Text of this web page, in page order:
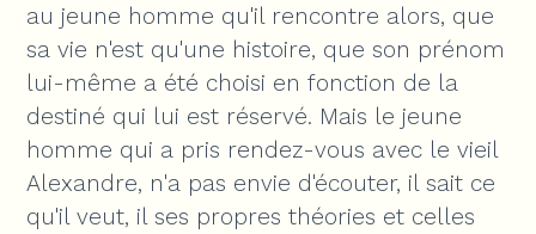
au jeune homme qu'il rencontre alors, que
sa vie n'est qu'une histoire, que son prénom
lui-même a été choisi en fonction de la
destiné qui lui est réservé. Mais le jeune
homme qui a pris rendez-vous avec le vieil
Alexandre, n'a pas envie d'écouter, il sait ce
qu'il veut, il ses propres théories et celles